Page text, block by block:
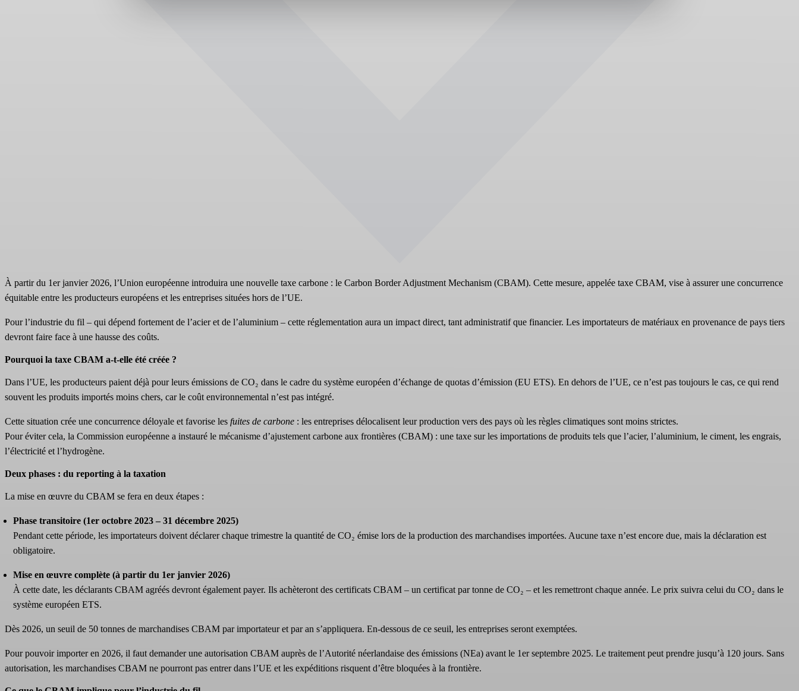
À partir du 1er janvier 2026, l’Union européenne introduira une nouvelle taxe carbone : le Carbon Border Adjustment Mechanism (CBAM). Cette mesure, appelée taxe CBAM, vise à assurer une concurrence
équitable entre les producteurs européens et les entreprises situées hors de l’UE.
Pour l’industrie du fil – qui dépend fortement de l’acier et de l’aluminium – cette réglementation aura un impact direct, tant administratif que financier. Les importateurs de matériaux en provenance de pays tiers
devront faire face à une hausse des coûts.
Pourquoi la taxe CBAM a-t-elle été créée ?
Dans l’UE, les producteurs paient déjà pour leurs émissions de CO₂ dans le cadre du système européen d’échange de quotas d’émission (EU ETS). En dehors de l’UE, ce n’est pas toujours le cas, ce qui rend
souvent les produits importés moins chers, car le coût environnemental n’est pas intégré.
Cette situation crée une concurrence déloyale et favorise les fuites de carbone : les entreprises délocalisent leur production vers des pays où les règles climatiques sont moins strictes.
Pour éviter cela, la Commission européenne a instauré le mécanisme d’ajustement carbone aux frontières (CBAM) : une taxe sur les importations de produits tels que l’acier, l’aluminium, le ciment, les engrais,
l’électricité et l’hydrogène.
Deux phases : du reporting à la taxation
La mise en œuvre du CBAM se fera en deux étapes :
Phase transitoire (1er octobre 2023 – 31 décembre 2025)
Pendant cette période, les importateurs doivent déclarer chaque trimestre la quantité de CO₂ émise lors de la production des marchandises importées. Aucune taxe n’est encore due, mais la déclaration est
obligatoire.
Mise en œuvre complète (à partir du 1er janvier 2026)
À cette date, les déclarants CBAM agréés devront également payer. Ils achèteront des certificats CBAM – un certificat par tonne de CO₂ – et les remettront chaque année. Le prix suivra celui du CO₂ dans le
système européen ETS.
Dès 2026, un seuil de 50 tonnes de marchandises CBAM par importateur et par an s’appliquera. En-dessous de ce seuil, les entreprises seront exemptées.
Pour pouvoir importer en 2026, il faut demander une autorisation CBAM auprès de l’Autorité néerlandaise des émissions (NEa) avant le 1er septembre 2025. Le traitement peut prendre jusqu’à 120 jours. Sans
autorisation, les marchandises CBAM ne pourront pas entrer dans l’UE et les expéditions risquent d’être bloquées à la frontière.